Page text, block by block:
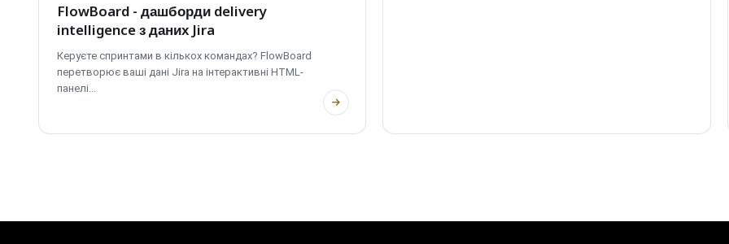
FlowBoard - дашборди delivery
intelligence з даних Jira
Керуєте спринтами в кількох командах? FlowBoard
перетворює ваші дані Jira на інтерактивні HTML-
панелі...